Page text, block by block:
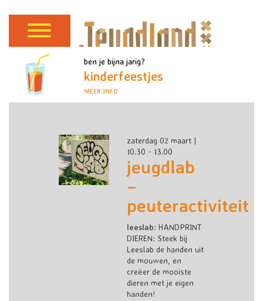
ben je bijna jarig?
kinderfeestjes
MEER INFO
zaterdag 02 maart |
10.30 - 13.00
jeugdlab
–
peuteractiviteit
leeslab: HANDPRINT
DIEREN: Steek bij
Leeslab de handen uit
de mouwen, en
creëer de mooiste
dieren met je eigen
handen!